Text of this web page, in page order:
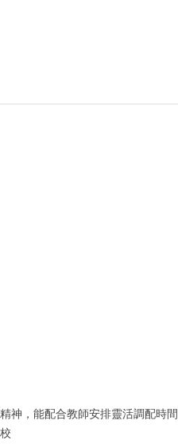
神，能配合教師安排靈活調配時間